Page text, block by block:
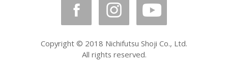
Copyright © 2018 Nichifutsu Shoji Co., Ltd.
All rights reserved.